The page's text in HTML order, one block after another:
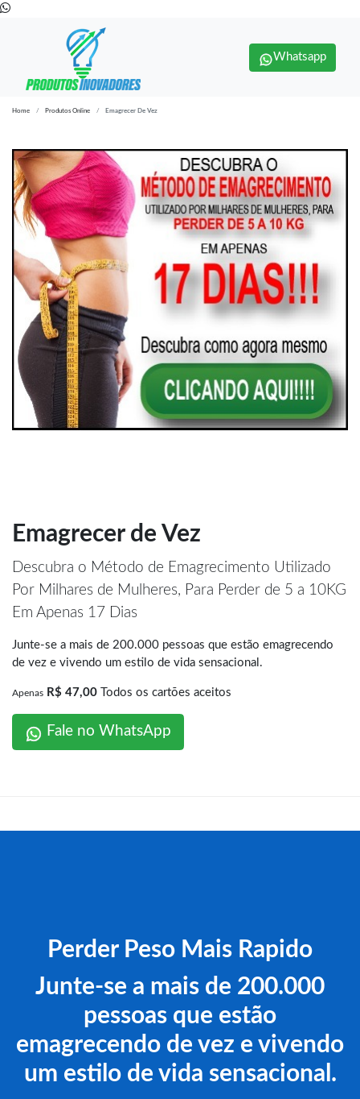
Whatsapp
Home Produtos Online Emagrecer De Vez
Emagrecer de Vez
Descubra o Método de Emagrecimento Utilizado
Por Milhares de Mulheres, Para Perder de 5 a 10KG
Em Apenas 17 Dias
Junte-se a mais de 200.000 pessoas que estão emagrecendo
de vez e vivendo um estilo de vida sensacional.
Apenas R$ 47,00 Todos os cartões aceitos
Fale no WhatsApp
Perder Peso Mais Rapido
Junte-se a mais de 200.000
pessoas que estão
emagrecendo de vez e vivendo
um estilo de vida sensacional.